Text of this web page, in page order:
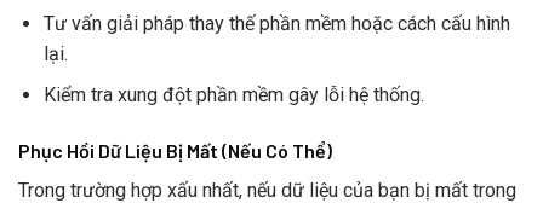
Tư vấn giải pháp thay thế phần mềm hoặc cách cấu hình
lại.
Kiểm tra xung đột phần mềm gây lỗi hệ thống.
Phục Hồi Dữ Liệu Bị Mất (Nếu Có Thể)
Trong trường hợp xấu nhất, nếu dữ liệu của bạn bị mất trong